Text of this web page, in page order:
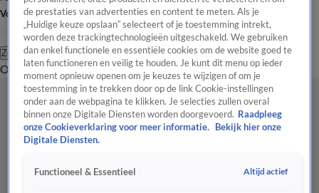
Volg Hart van Nederland
Zoeken
OverzichtRegioUitzendingenWeerTip de redactiePanelVideo's
de prestaties van advertenties en content te meten. Als je
„Huidige keuze opslaan” selecteert of je toestemming intrekt,
worden deze trackingtechnologieën uitgeschakeld. We gebruiken
dan enkel functionele en essentiële cookies om de website goed te
laten functioneren en veilig te houden. Je kunt dit menu op ieder
moment opnieuw openen om je keuzes te wijzigen of om je
toestemming in te trekken door op de link Cookie-instellingen
onder aan de webpagina te klikken. Je selecties zullen overal
binnen onze Digitale Diensten worden doorgevoerd. Raadpleeg
onze Cookieverklaring voor meer informatie.
Bekijk hier onze
Digitale Diensten.
Functioneel & Essentieel Altijd actief